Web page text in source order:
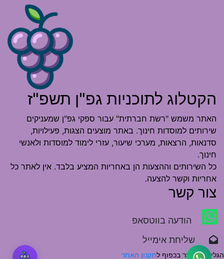
הקטלוג לתוכניות גפ"ן תשפ"ז
האתר משמש "רשת חברתית" עבור ספקי גפ"ן שמעניקים
שירותים למוסדות חינוך. באתר מוצעים הצגות, פעילויות,
סדנאות, הרצאות, מערכי שיעור, עזרי לימוד למוסדות ולאנשי
חינוך.
כל השירותים וההצעות הן באחריות המציע בלבד. אין לאתר כל
אחריות וקשר להצעה.
צור קשר
הודעה בווטסאפ
שליחת אימייל
הגלישה באתר בכפוף לתקנון האתר